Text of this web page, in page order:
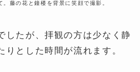
。藤の花と鐘楼を背景に笑顔で撮影。
したが、拝観の方は少なく静
りとした時間が流れます。